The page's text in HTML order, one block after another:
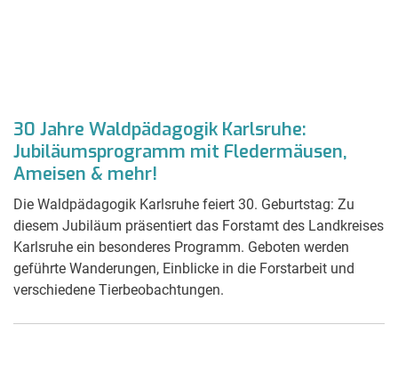
30 Jahre Waldpädagogik Karlsruhe:
Jubiläumsprogramm mit Fledermäusen,
Ameisen & mehr!
Die Waldpädagogik Karlsruhe feiert 30. Geburtstag: Zu
diesem Jubiläum präsentiert das Forstamt des Landkreises
Karlsruhe ein besonderes Programm. Geboten werden
geführte Wanderungen, Einblicke in die Forstarbeit und
verschiedene Tierbeobachtungen.